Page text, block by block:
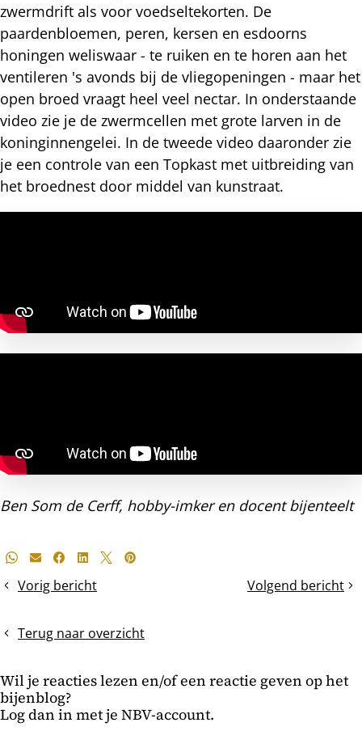
zwermdrift als voor voedseltekorten. De
paardenbloemen, peren, kersen en esdoorns
honingen weliswaar - te ruiken en te horen aan het
ventileren 's avonds bij de vliegopeningen - maar het
open broed vraagt heel veel nectar. In onderstaande
video zie je de zwermcellen met grote larven in de
koninginnengelei. In de tweede video daaronder zie
je een controle van een Topkast met uitbreiding van
het broednest door middel van kunstraat.
Ben Som de Cerff, hobby-imker en docent bijenteelt
Deel
bericht
Whatsapp
E-mailFacebook
LinkedIn
X Pinterest
Vorig bericht
De
Volgend bericht
Koningsdag
Terug naar overzicht
Wil je reacties lezen en/of een reactie geven op het
bijenblog?
Log dan in met je NBV-account.